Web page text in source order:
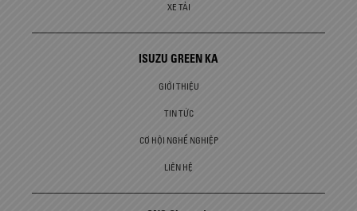
XE TẢI
ISUZU GREEN KA
GIỚI THIỆU
TIN TỨC
CƠ HỘI NGHỀ NGHIỆP
LIÊN HỆ